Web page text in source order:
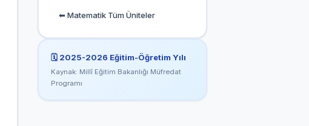
⬅ Matematik Tüm Üniteler
🗓️ 2025-2026 Eğitim-Öğretim Yılı
Kaynak: Millî Eğitim Bakanlığı Müfredat
Programı